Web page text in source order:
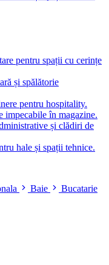
pentru spații cu cerințe
și spălătorie
pentru hospitality.
impecabile în magazine.
și clădiri de
hale și spații tehnice.
Baie
Bucatarie